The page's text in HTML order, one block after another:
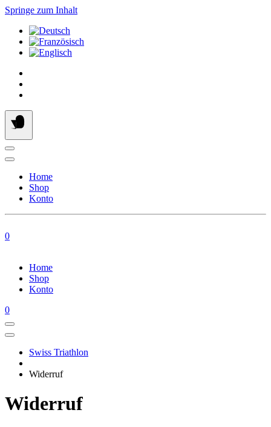
Springe zum Inhalt
Home
Shop
Konto
0
Home
Shop
Konto
0
Swiss Triathlon
Widerruf
Widerruf